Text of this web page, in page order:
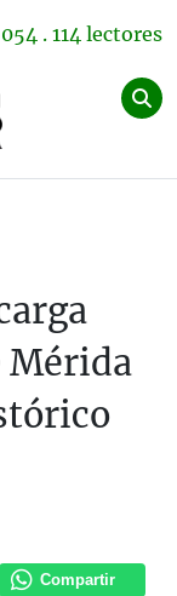
. 114 lectores
Mérida
Compartir